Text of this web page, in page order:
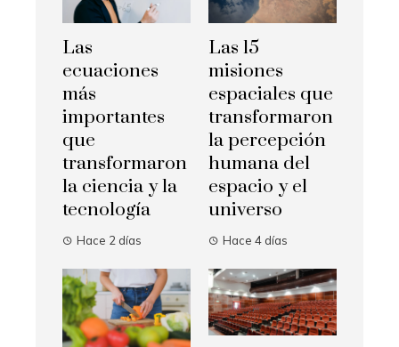
Las
ecuaciones
más
importantes
que
transformaron
la ciencia y la
tecnología
Hace 2 días
Las 15
misiones
espaciales que
transformaron
la percepción
humana del
espacio y el
universo
Hace 4 días